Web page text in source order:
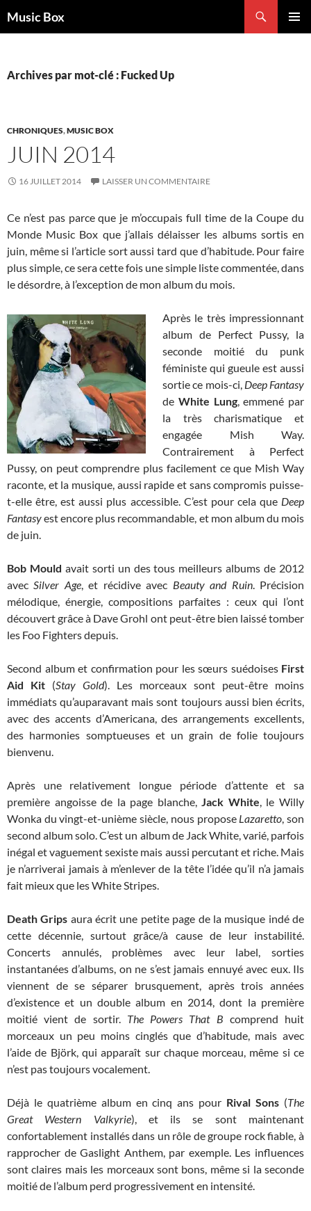
auMusic Box
Archives par mot-clé : Fucked Up
CHRONIQUES,MUSIC BOX
JUIN 2014
16 JUILLET 2014 LAISSER UN COMMENTAIRE
Ce n’est pas parce que je m’occupais full time de la Coupe du
Monde Music Box que j’allais délaisser les albums sortis en
juin, même si l’article sort aussi tard que d’habitude. Pour faire
plus simple, ce sera cette fois une simple liste commentée, dans
le désordre, à l’exception de mon album du mois.
Après le très impressionnant
album de Perfect Pussy, la
seconde moitié du punk
féministe qui gueule est aussi
sortie ce mois-ci, Deep Fantasy
de White Lung, emmené par
la très charismatique et
engagée Mish Way.
Contrairement à Perfect
Pussy, on peut comprendre plus facilement ce que Mish Way
raconte, et la musique, aussi rapide et sans compromis puisse-
t-elle être, est aussi plus accessible. C’est pour cela que Deep
Fantasyest encore plus recommandable, et mon album du mois
de juin.
Bob Mould avait sorti un des tous meilleurs albums de 2012
avecSilver Age, et récidive avec Beauty and Ruin. Précision
mélodique, énergie, compositions parfaites : ceux qui l’ont
découvert grâce à Dave Grohl ont peut-être bien laissé tomber
les Foo Fighters depuis.
Second album et confirmation pour les sœurs suédoises First
Aid Kit (Stay Gold). Les morceaux sont peut-être moins
immédiats qu’auparavant mais sont toujours aussi bien écrits,
avec des accents d’Americana, des arrangements excellents,
des harmonies somptueuses et un grain de folie toujours
bienvenu.
Après une relativement longue période d’attente et sa
première angoisse de la page blanche,Jack White, le Willy
Wonka du vingt-et-unième siècle, nous propose Lazaretto, son
second album solo. C’est un album de Jack White, varié, parfois
inégal et vaguement sexiste mais aussi percutant et riche. Mais
je n’arriverai jamais à m’enlever de la tête l’idée qu’il n’a jamais
fait mieux que les White Stripes.
Death Grips aura écrit une petite page de la musique indé de
cette décennie, surtout grâce/à cause de leur instabilité.
Concerts annulés, problèmes avec leur label, sorties
instantanées d’albums, on ne s’est jamais ennuyé avec eux. Ils
viennent de se séparer brusquement, après trois années
d’existence et un double album en 2014, dont la première
moitié vient de sortir. The Powers That B comprend huit
morceaux un peu moins cinglés que d’habitude, mais avec
l’aide de Björk, qui apparaît sur chaque morceau, même si ce
n’est pas toujours vocalement.
Déjà le quatrième album en cinq ans pour Rival Sons (The
Great Western Valkyrie), et ils se sont maintenant
confortablement installés dans un rôle de groupe rock fiable, à
rapprocher de Gaslight Anthem, par exemple. Les influences
sont claires mais les morceaux sont bons, même si la seconde
moitié de l’album perd progressivement en intensité.